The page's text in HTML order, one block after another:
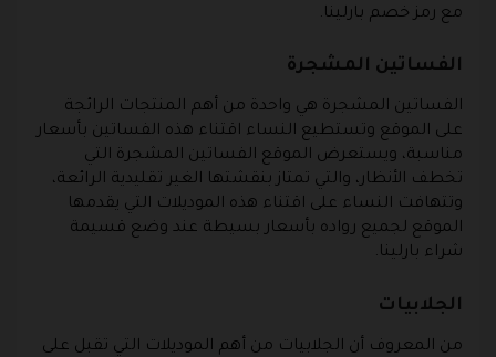
مع رمز خصم بارلينا.
الفساتين المشجرة
الفساتين المشجرة هي واحدة من أهم المنتجات الرائجة
على الموقع وتستطيع النساء اقتناء هذه الفساتين بأسعار
مناسبة، ويستعرض الموقع الفساتين المشجرة التي
تخطف الأنظار، والتي تمتاز بنقشتها الغير تقليدية الرائعة،
وتتهافت النساء على اقتناء هذه الموديلات التي يقدمها
الموقع لجميع رواده بأسعار بسيطة عند وضع قسيمة
شراء بارلينا.
الجلابيات
من المعروف أن الجلابيات من أهم الموديلات التي تقبل على